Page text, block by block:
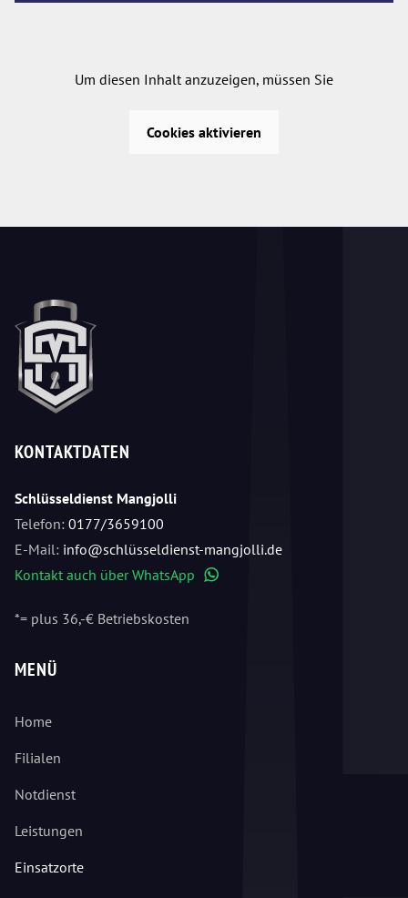
Um diesen Inhalt anzuzeigen, müssen Sie
Cookies aktivieren
KONTAKTDATEN
Schlüsseldienst Mangjolli
Telefon: 0177/3659100
E-Mail: info@schlüsseldienst-mangjolli.de
Kontakt auch über WhatsApp
*= plus 36,-€ Betriebskosten
MENÜ
Home
Filialen
Notdienst
Leistungen
Einsatzorte